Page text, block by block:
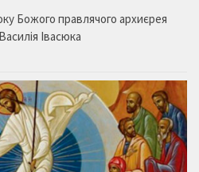
Божого правлячого архиєрея
Івасюка